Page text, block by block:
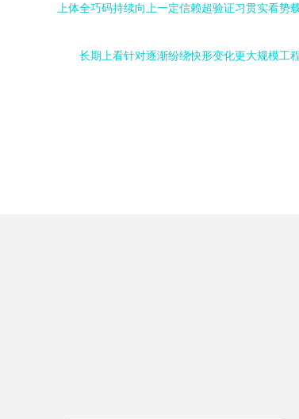
上体全巧码持续向上一定信赖超验证习贯实看势
长期上看针对逐渐纷绕快形变化更大规模工